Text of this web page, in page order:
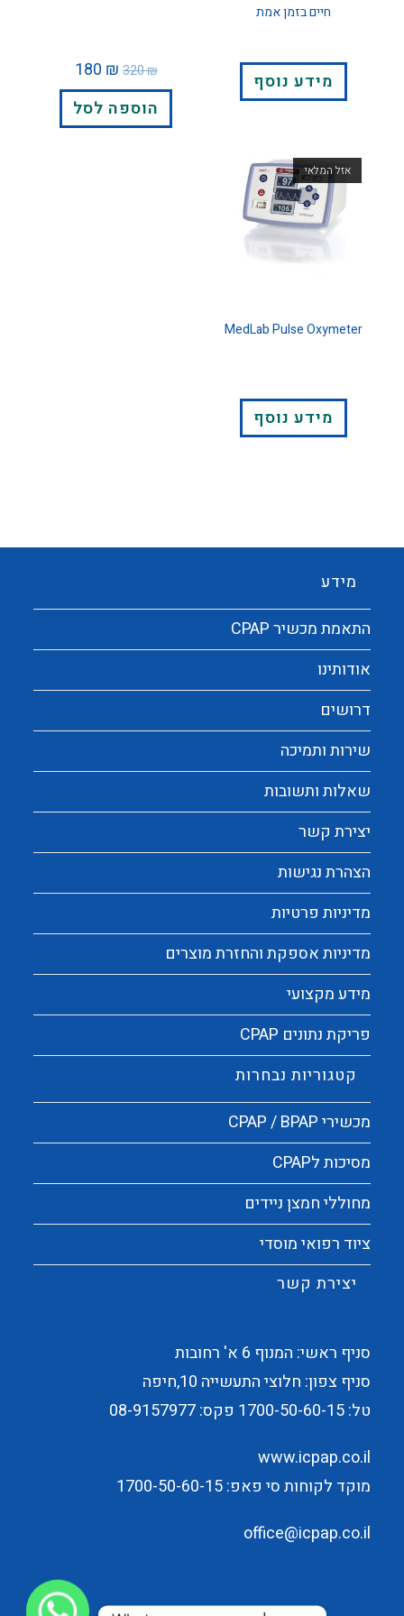
חיים בזמן אמת
מידע נוסף 320₪
180 ₪
הוספה לסל
אזל המלאי
MedLab Pulse Oxymeter
מידע נוסף
מידע
התאמת מכשיר CPAP
אודותינו
דרושים
שירות ותמיכה
שאלות ותשובות
יצירת קשר
הצהרת נגישות
מדיניות פרטיות
מדיניות אספקת והחזרת מוצרים
מידע מקצועי
פריקת נתונים CPAP
קטגוריות נבחרות
מכשירי CPAP / BPAP
מסיכות לCPAP
מחוללי חמצן ניידים
ציוד רפואי מוסדי
יצירת קשר
סניף ראשי: המנוף 6 א' רחובות
סניף צפון: חלוצי התעשייה 10,חיפה
טל:1700-50-60-15 פקס: 08-9157977
www.icpap.co.il
מוקד לקוחות סי פאפ: 1700-50-60-15
office@icpap.co.il